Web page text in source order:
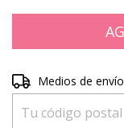
Entregas para el CP:
Medios de envío